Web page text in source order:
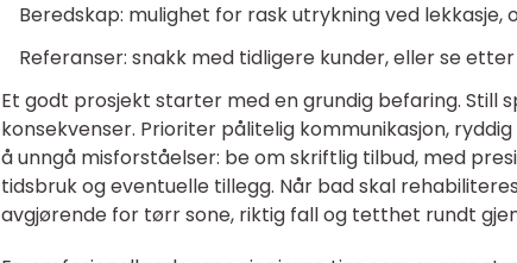
Beredskap: mulighet for rask utrykning ved
Referanser: snakk med tidligere kunder, eller se
Et godt prosjekt starter med en grundig befaring. Still
konsekvenser. Prioriter pålitelig kommunikasjon,
å unngå misforståelser: be om skriftlig tilbud, med
tidsbruk og eventuelle tillegg. Når bad skal
avgjørende for tørr sone, riktig fall og tetthet rundt